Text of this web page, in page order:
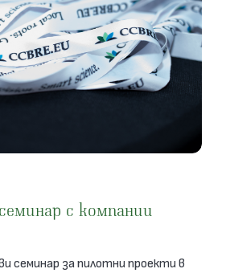
с компании
семинар за пилотни проекти в